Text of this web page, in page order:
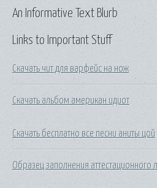
Links to Important Stuff
Скачать чит для варфейс на нож
Скачать альбом американ идиот
Скачать бесплатно все песни аниты цой
Образец заполнения аттестационного
An Informative Text Blurb